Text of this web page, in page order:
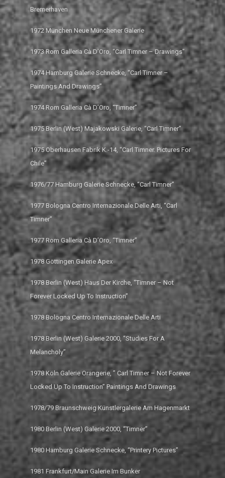
Bremerhaven
1972 München Neue Münchener Galerie
1973 Rom Galleria Cà D’Oro, “Carl Timner – Drawings”
1974 Hamburg Galerie Schnecke, “Carl Timner –
Paintings And Drawings”
1974 Rom Galleria Cà D’Oro, “Timner”
1975 Berlin (West) Majakowski Galerie, “Carl Timner”
1975 Oberhausen Fabrik K.-14, “Carl Timner. Pictures For
Chile”
1976/77 Hamburg Galerie Schnecke, “Carl Timner”
1977 Bologna Centro Internazionale Delle Arti, “Carl
Timner”
1977 Rom Galleria Cà D’Oro, “Timner”
1978 Göttingen Galerie Apex
1978 Berlin (West) Haus Der Kirche, “Timner – Not
Forever Locked Up To Instruction”
1978 Bologna Centro Internazionale Delle Arti
1978 Berlin (West) Galerie 2000, “Studies For A
Melancholy”
1978 Köln Galerie Orangerie, ” Carl Timner – Not Forever
Locked Up To Instruction” Paintings And Drawings
1978/79 Braunschweig Künstlergalerie Am Hagenmarkt
1980 Berlin (West) Galerie 2000, “Timner”
1980 Hamburg Galerie Schnecke, “Printery Pictures”
1981 Frankfurt/Main Galerie Im Bunker